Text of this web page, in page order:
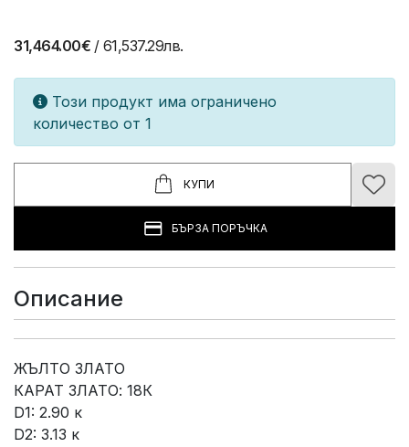
31,464.00€ / 61,537.29лв.
Този продукт има ограничено
количество от 1
КУПИ
БЪРЗА ПОРЪЧКА
Описание
ЖЪЛТО ЗЛАТО
КАРАТ ЗЛАТО: 18К
D1: 2.90 к
D2: 3.13 к